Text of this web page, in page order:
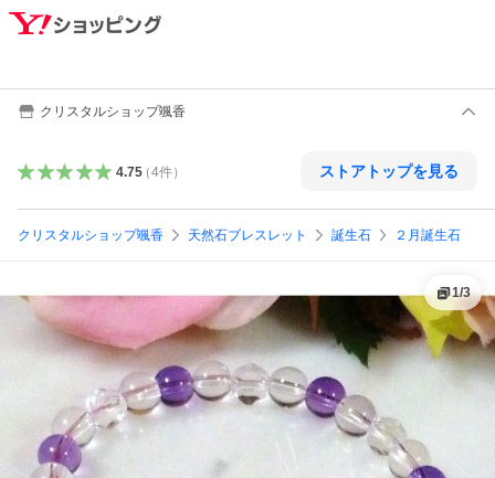
クリスタルショップ颯香
4.75（4件） ストアトップを見る
クリスタルショップ颯香 天然石ブレスレット 誕生石 ２月誕生石
1/3